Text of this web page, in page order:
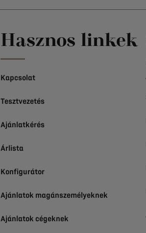
Hasznos linkek
Kapcsolat
Tesztvezetés
Ajánlatkérés
Árlista
Konfigurátor
Ajánlatok magánszemélyeknek
Ajánlatok cégeknek